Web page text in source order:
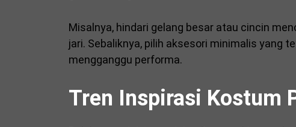
Misalnya, hindari gelang besar atau cincin
jari. Sebaliknya, pilih aksesori minimalis yang
mengganggu performa.
Tren Inspirasi Kostum